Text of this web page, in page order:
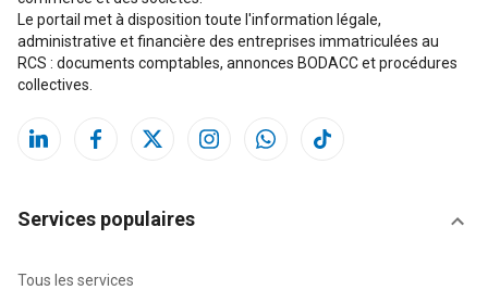
Le portail met à disposition toute l'information légale,
administrative et financière des entreprises immatriculées au
RCS : documents comptables, annonces BODACC et procédures
collectives.
Services populaires
Tous les services